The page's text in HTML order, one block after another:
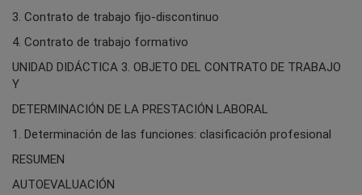
3. Contrato de trabajo fijo-discontinuo
4. Contrato de trabajo formativo
UNIDAD DIDÁCTICA 3. OBJETO DEL CONTRATO DE TRABAJO
Y
DETERMINACIÓN DE LA PRESTACIÓN LABORAL
1. Determinación de las funciones: clasificación profesional
RESUMEN
AUTOEVALUACIÓN